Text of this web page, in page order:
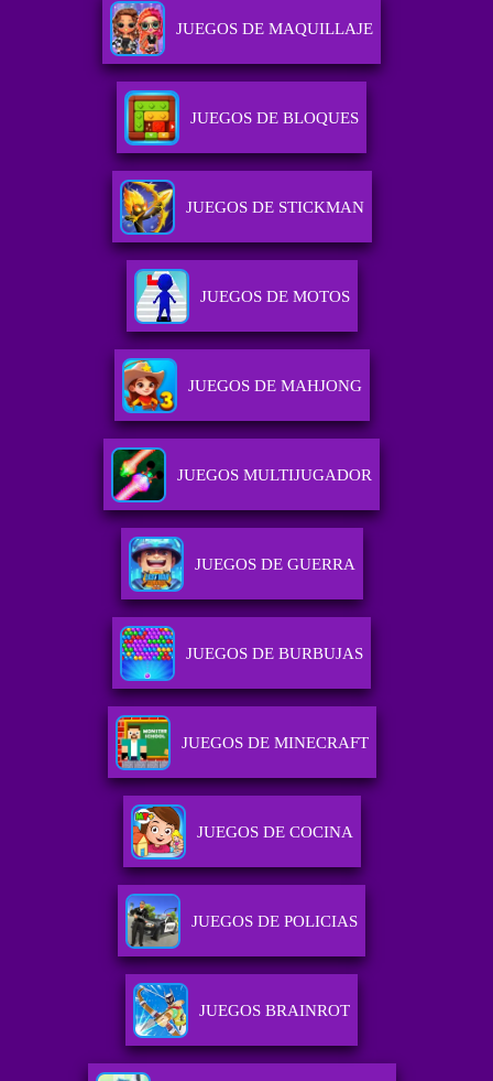
JUEGOS DE MAQUILLAJE
JUEGOS DE BLOQUES
JUEGOS DE STICKMAN
JUEGOS DE MOTOS
JUEGOS DE MAHJONG
JUEGOS MULTIJUGADOR
JUEGOS DE GUERRA
JUEGOS DE BURBUJAS
JUEGOS DE MINECRAFT
JUEGOS DE COCINA
JUEGOS DE POLICIAS
JUEGOS BRAINROT